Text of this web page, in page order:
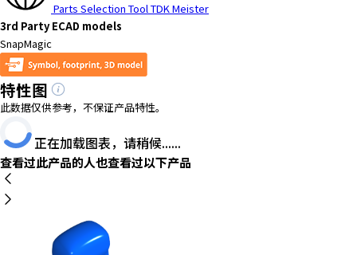
Parts Selection Tool TDK Meister
3rd Party ECAD models
SnapMagic
特性图
此数据仅供参考，不保证产品特性。
正在加载图表，请稍候......
查看过此产品的人也查看过以下产品